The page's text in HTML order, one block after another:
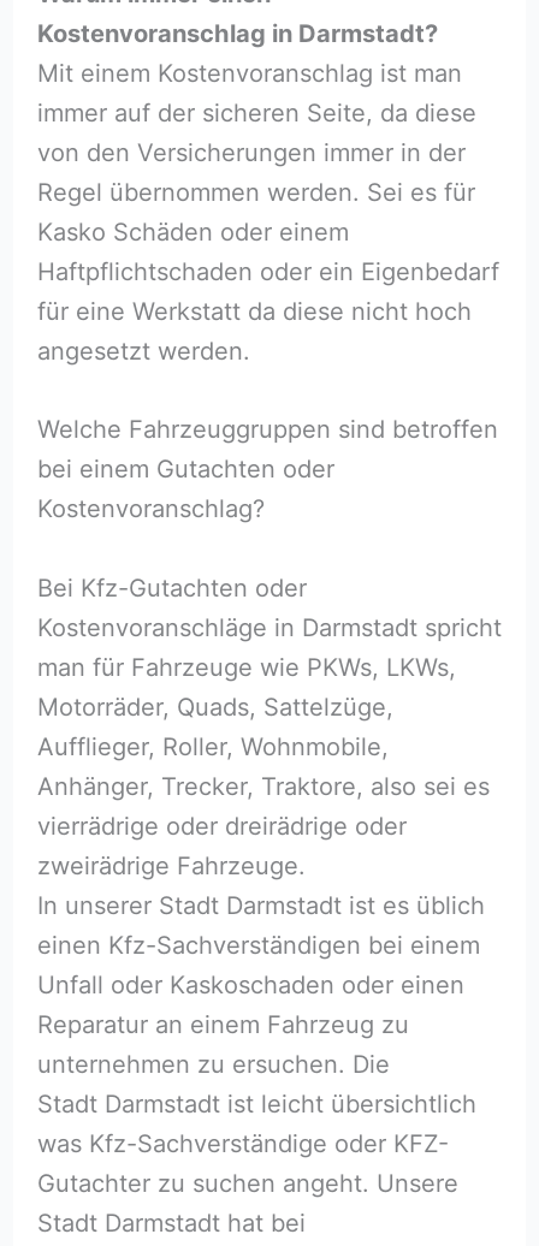
Kostenvoranschlag in Darmstadt?
Mit einem Kostenvoranschlag ist man
immer auf der sicheren Seite, da diese
von den Versicherungen immer in der
Regel übernommen werden. Sei es für
Kasko Schäden oder einem
Haftpflichtschaden oder ein Eigenbedarf
für eine Werkstatt da diese nicht hoch
angesetzt werden.
Welche Fahrzeuggruppen sind betroffen
bei einem Gutachten oder
Kostenvoranschlag?
Bei Kfz-Gutachten oder
Kostenvoranschläge in Darmstadt spricht
man für Fahrzeuge wie PKWs, LKWs,
Motorräder, Quads, Sattelzüge,
Aufflieger, Roller, Wohnmobile,
Anhänger, Trecker, Traktore, also sei es
vierrädrige oder dreirädrige oder
zweirädrige Fahrzeuge.
In unserer Stadt Darmstadt ist es üblich
einen Kfz-Sachverständigen bei einem
Unfall oder Kaskoschaden oder einen
Reparatur an einem Fahrzeug zu
unternehmen zu ersuchen. Die
Stadt Darmstadt ist leicht übersichtlich
was Kfz-Sachverständige oder KFZ-
Gutachter zu suchen angeht. Unsere
Stadt Darmstadt hat bei